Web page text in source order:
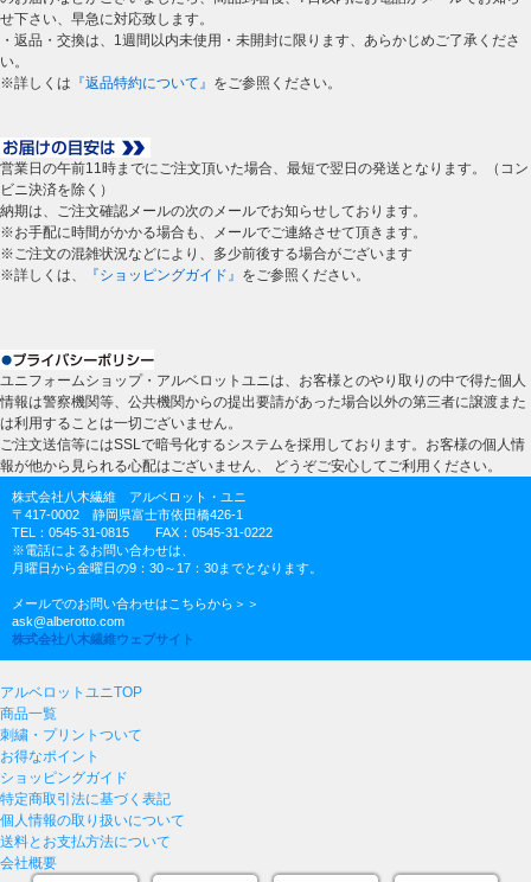
せ下さい、早急に対応致します。
・返品・交換は、1週間以内未使用・未開封に限ります、あらかじめご了承くださ
い。
※詳しくは 『返品特約について』 をご参照ください。
営業日の午前11時までにご注文頂いた場合、最短で翌日の発送となります。（コン
ビニ決済を除く）
納期は、ご注文確認メールの次のメールでお知らせしております。
※お手配に時間がかかる場合も、メールでご連絡させて頂きます。
※ご注文の混雑状況などにより、多少前後する場合がございます
※詳しくは、
『ショッピングガイド』 をご参照ください。
ユニフォームショップ・アルベロットユニは、お客様とのやり取りの中で得た個人
情報は警察機関等、公共機関からの提出要請があった場合以外の第三者に譲渡また
は利用することは一切ございません。
ご注文送信等にはSSLで暗号化するシステムを採用しております。お客様の個人情
報が他から見られる心配はございません、 どうぞご安心してご利用ください。
株式会社八木繊維 アルベロット・ユニ
〒417-0002 静岡県富士市依田橋426-1
TEL：0545-31-0815 FAX：0545-31-0222
※電話によるお問い合わせは、
月曜日から金曜日の9：30～17：30までとなります。
メールでのお問い合わせはこちらから＞＞
ask@alberotto.com
株式会社八木繊維ウェブサイト
アルベロットユニTOP
商品一覧
刺繍・プリントついて
お得なポイント
ショッピングガイド
特定商取引法に基づく表記
個人情報の取り扱いについて
送料とお支払方法について
会社概要